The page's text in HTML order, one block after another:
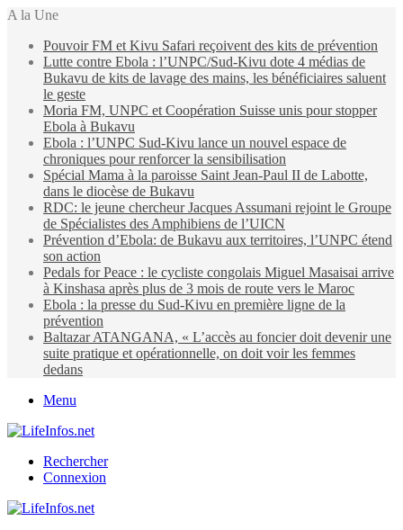
A la Une
Pouvoir FM et Kivu Safari reçoivent des kits de prévention
Lutte contre Ebola : l’UNPC/Sud-Kivu dote 4 médias de
Bukavu de kits de lavage des mains, les bénéficiaires saluent
le geste
Moria FM, UNPC et Coopération Suisse unis pour stopper
Ebola à Bukavu
Ebola : l’UNPC Sud-Kivu lance un nouvel espace de
chroniques pour renforcer la sensibilisation
Spécial Mama à la paroisse Saint Jean-Paul II de Labotte,
dans le diocèse de Bukavu
RDC: le jeune chercheur Jacques Assumani rejoint le Groupe
de Spécialistes des Amphibiens de l’UICN
Prévention d’Ebola: de Bukavu aux territoires, l’UNPC étend
son action
Pedals for Peace : le cycliste congolais Miguel Masaisai arrive
à Kinshasa après plus de 3 mois de route vers le Maroc
Ebola : la presse du Sud-Kivu en première ligne de la
prévention
Baltazar ATANGANA, « L’accès au foncier doit devenir une
suite pratique et opérationnelle, on doit voir les femmes
dedans
Menu
Rechercher
Connexion